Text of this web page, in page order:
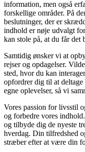
information, men også
forskellige områder. På
beslutninger, der er
indhold er nøje udvalgt
kan stole på, at du får det
Samtidig ønsker vi at
rejser og opdagelser.
sted, hvor du kan
opfordrer dig til at
egne oplevelser, så vi
Vores passion for livsstil
og forbedre vores
og tilbyde dig de nyeste
hverdag. Din tilfredshed
stræber efter at være din